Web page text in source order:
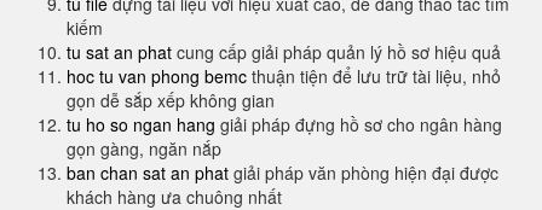
kiếm
tu sat an phat cung cấp giải pháp quản lý hồ sơ hiệu quả
hoc tu van phong bemc thuận tiện để lưu trữ tài liệu, nhỏ
gọn dễ sắp xếp không gian
tu ho so ngan hang giải pháp đựng hồ sơ cho ngân hàng
gọn gàng, ngăn nắp
ban chan sat an phat giải pháp văn phòng hiện đại được
khách hàng ưa chuông nhất